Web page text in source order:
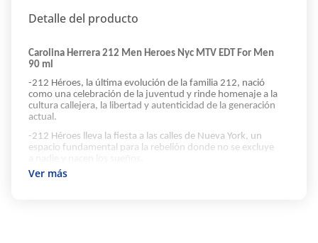
Detalle del producto
Carolina Herrera 212 Men Heroes Nyc MTV EDT For Men
90 ml
-212 Héroes, la última evolución de la familia 212, nació
como una celebración de la juventud y rinde homenaje a la
cultura callejera, la libertad y autenticidad de la generación
actual.
-212 Héroes lleva la fiesta a las calles de Nueva York, un
espacio fundamental para la rebelión donde no se excluye
-Notas de salida: